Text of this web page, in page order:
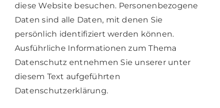
diese Website besuchen. Personenbezogene
Daten sind alle Daten, mit denen Sie
persönlich identifiziert werden können.
Ausführliche Informationen zum Thema
Datenschutz entnehmen Sie unserer unter
diesem Text aufgeführten
Datenschutzerklärung.